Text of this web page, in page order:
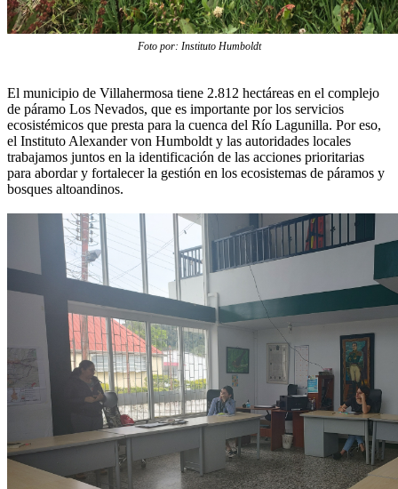
Foto por: Instituto Humboldt
El municipio de Villahermosa tiene 2.812 hectáreas en el complejo
de páramo Los Nevados, que es importante por los servicios
ecosistémicos que presta para la cuenca del Río Lagunilla. Por eso,
el Instituto Alexander von Humboldt y las autoridades locales
trabajamos juntos en la identificación de las acciones prioritarias
para abordar y fortalecer la gestión en los ecosistemas de páramos y
bosques altoandinos.